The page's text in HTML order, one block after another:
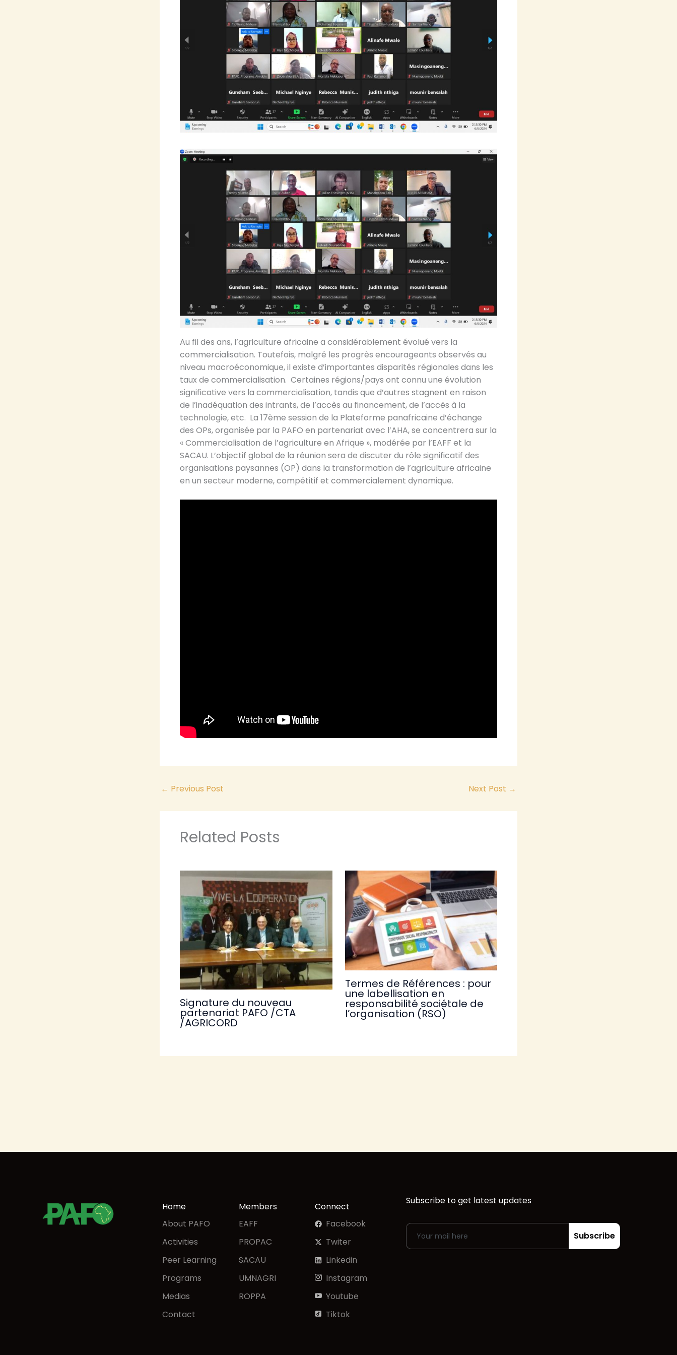
Au fil des ans, l’agriculture africaine a considérablement évolué vers la
commercialisation. Toutefois, malgré les progrès encourageants observés au
niveau macroéconomique, il existe d’importantes disparités régionales dans les
taux de commercialisation. Certaines régions/pays ont connu une évolution
significative vers la commercialisation, tandis que d’autres stagnent en raison
de l’inadéquation des intrants, de l’accès au financement, de l’accès à la
technologie, etc. La 17ème session de la Plateforme panafricaine d’échange
des OPs, organisée par la PAFO en partenariat avec l’AHA, se concentrera sur la
« Commercialisation de l’agriculture en Afrique », modérée par l’EAFF et la
SACAU. L’objectif global de la réunion sera de discuter du rôle significatif des
organisations paysannes (OP) dans la transformation de l’agriculture africaine
en un secteur moderne, compétitif et commercialement dynamique.
← Previous Post Next Post →
Related Posts
Signature du nouveau
partenariat PAFO /CTA
/AGRICORD
Termes de Références : pour
une labellisation en
responsabilité sociétale de
l’organisation (RSO)
Home
About PAFO
Activities
Peer Learning
Programs
Medias
Contact
Members
EAFF
PROPAC
SACAU
UMNAGRI
ROPPA
Connect
Facebook
Twiter
Linkedin
Instagram
Youtube
Tiktok
Subscribe to get latest updates
Subscribe